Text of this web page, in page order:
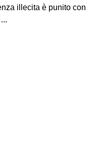
illecita è punito con